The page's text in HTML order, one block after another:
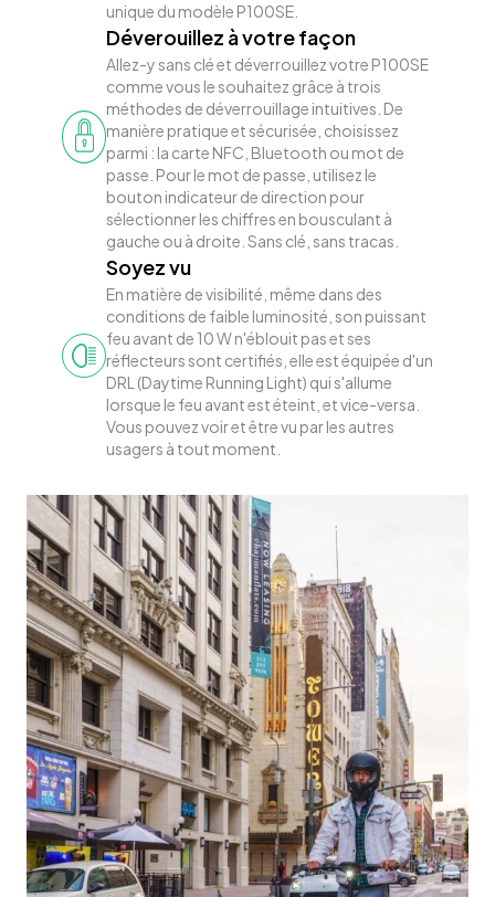
unique du modèle P100SE.
Déverouillez à votre façon
Allez-y sans clé et déverrouillez votre P100SE
comme vous le souhaitez grâce à trois
méthodes de déverrouillage intuitives. De
manière pratique et sécurisée, choisissez
parmi : la carte NFC, Bluetooth ou mot de
passe. Pour le mot de passe, utilisez le
bouton indicateur de direction pour
sélectionner les chiffres en bousculant à
gauche ou à droite. Sans clé, sans tracas.
Soyez vu
En matière de visibilité, même dans des
conditions de faible luminosité, son puissant
feu avant de 10 W n'éblouit pas et ses
réflecteurs sont certifiés, elle est équipée d'un
DRL (Daytime Running Light) qui s'allume
lorsque le feu avant est éteint, et vice-versa.
Vous pouvez voir et être vu par les autres
usagers à tout moment.